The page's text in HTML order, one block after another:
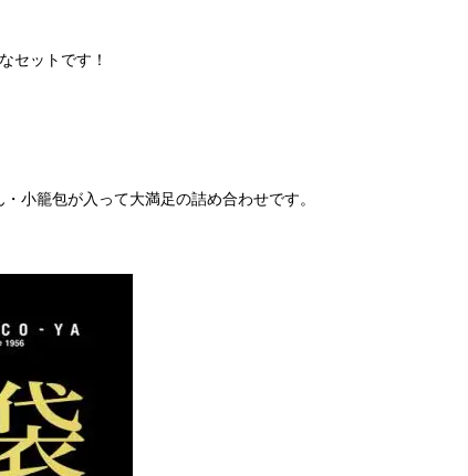
セットです！
小籠包が入って大満足の詰め合わせです。